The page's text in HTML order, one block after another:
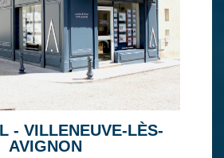
- VILLENEUVE-LÈS-
AVIGNON